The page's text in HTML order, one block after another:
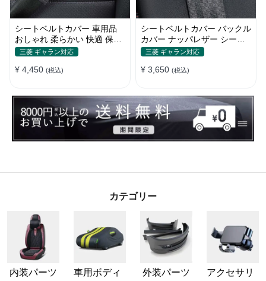
シートベルトカバー 車用品
おしゃれ 柔らかい 快適 保護
肩当てパッド 圧迫感軽減
三菱 ギャラン対応
¥ 4,450 (税込)
シートベルトカバー バックル
カバー ナッパレザー シート
ベルトパッド 異音防止 傷防
三菱 ギャラン対応
¥ 3,650 (税込)
カテゴリー
内装パーツ
車用ボディ
外装パーツ
アクセサリ